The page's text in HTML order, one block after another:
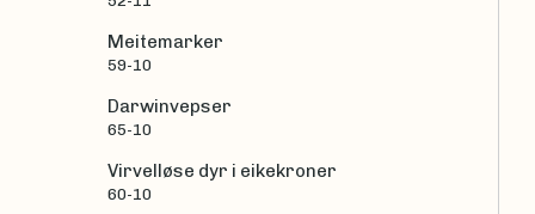
Meitemarker
59-10
Darwinvepser
65-10
Virvelløse dyr i eikekroner
60-10